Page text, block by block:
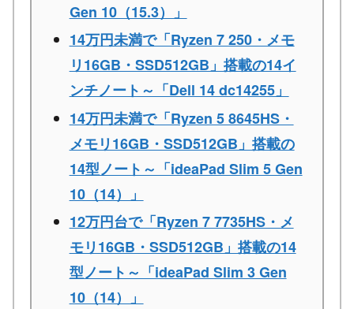
Gen 10（15.3）」
14万円未満で「Ryzen 7 250・メモ
リ16GB・SSD512GB」搭載の14イ
ンチノート～「Dell 14 dc14255」
14万円未満で「Ryzen 5 8645HS・
メモリ16GB・SSD512GB」搭載の
14型ノート～「ideaPad Slim 5 Gen
10（14）」
12万円台で「Ryzen 7 7735HS・メ
モリ16GB・SSD512GB」搭載の14
型ノート～「ideaPad Slim 3 Gen
10（14）」